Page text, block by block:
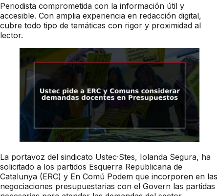
Periodista comprometida con la información útil y
accesible. Con amplia experiencia en redacción digital,
cubre todo tipo de temáticas con rigor y proximidad al
lector.
La portavoz del sindicato Ustec·Stes, Iolanda Segura, ha
solicitado a los partidos Esquerra Republicana de
Catalunya (ERC) y En Comú Podem que incorporen en las
negociaciones presupuestarias con el Govern las partidas